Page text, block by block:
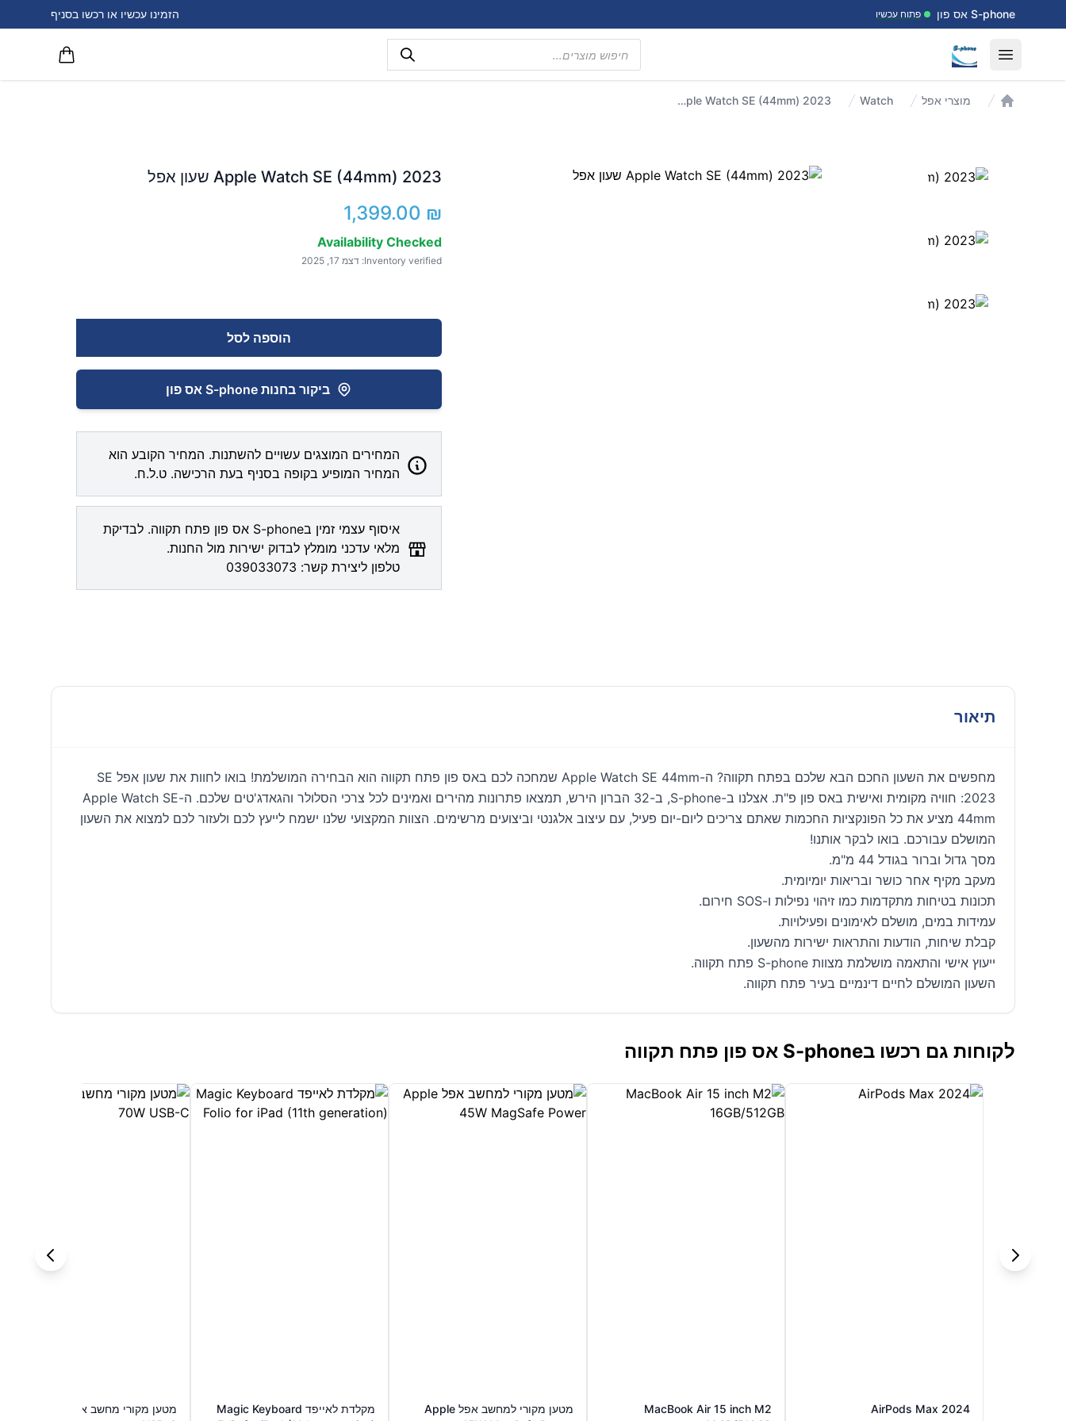
לדלג לתוכןS-phone אס פון פתוח עכשיו הזמינו עכשיו או רכשו בסניף
Open menu
Products
search
מוצרי אפל Watch 2023 (Apple Watch SE (44mm שעון אפל
2023 (Apple Watch SE (44mm שעון אפל
1,399.00 ₪
Availability Checked
Inventory verified: דצמ 17, 2025
הוספה לסל
ביקור בחנות S-phone אס פון
המחירים המוצגים עשויים להשתנות. המחיר הקובע הוא
המחיר המופיע בקופה בסניף בעת הרכישה. ט.ל.ח.
איסוף עצמי זמין בS-phone אס פון פתח תקווה. לבדיקת
מלאי עדכני מומלץ לבדוק ישירות מול החנות.
טלפון ליצירת קשר: 039033073
תיאור
מחפשים את השעון החכם הבא שלכם בפתח תקווה? ה-Apple Watch SE 44mm שמחכה לכם באס פון פתח תקווה הוא הבחירה המושלמת! בואו לחוות את שעון אפל SE
2023: חוויה מקומית ואישית באס פון פ"ת. אצלנו ב-S-phone, ב-32 הברון הירש, תמצאו פתרונות מהירים ואמינים לכל צרכי הסלולר והגאדג'טים שלכם. ה-Apple Watch SE
44mm מציע את כל הפונקציות החכמות שאתם צריכים ליום-יום פעיל, עם עיצוב אלגנטי וביצועים מרשימים. הצוות המקצועי שלנו ישמח לייעץ לכם ולעזור לכם למצוא את השעון
המושלם עבורכם. בואו לבקר אותנו!
מסך גדול וברור בגודל 44 מ"מ.
מעקב מקיף אחר כושר ובריאות יומיומית.
תכונות בטיחות מתקדמות כמו זיהוי נפילות ו-SOS חירום.
עמידות במים, מושלם לאימונים ופעילויות.
קבלת שיחות, הודעות והתראות ישירות מהשעון.
ייעוץ אישי והתאמה מושלמת מצוות S-phone פתח תקווה.
השעון המושלם לחיים דינמיים בעיר פתח תקווה.
לקוחות גם רכשו בS-phone אס פון פתח תקווה
AirPods Max 2024
MacBook Air 15 inch M2
מטען מקורי למחשב אפל Apple
מקלדת לאייפד Magic Keyboard